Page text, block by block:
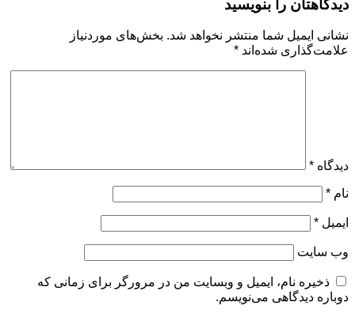
دیدگاهتان را بنویسید
نشانی ایمیل شما منتشر نخواهد شد. بخش‌های موردنیاز
علامت‌گذاری شده‌اند *
دیدگاه *
نام *
ایمیل *
وب‌ سایت
ذخیره نام، ایمیل و وبسایت من در مرورگر برای زمانی که
دوباره دیدگاهی می‌نویسم.